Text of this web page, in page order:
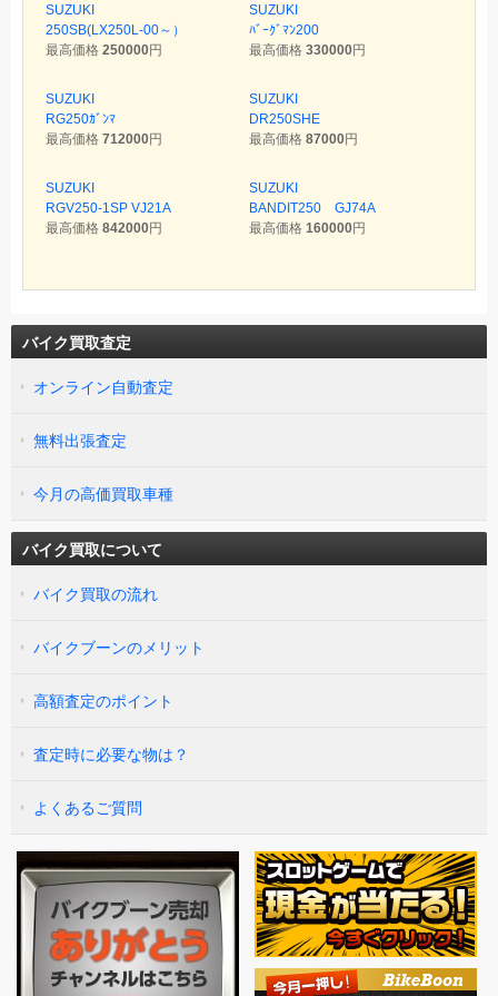
SUZUKI
250SB(LX250L-00～）
最高価格 250000円
SUZUKI
ﾊﾞｰｸﾞﾏﾝ200
最高価格 330000円
SUZUKI
RG250ｶﾞﾝﾏ
最高価格 712000円
SUZUKI
DR250SHE
最高価格 87000円
SUZUKI
RGV250-1SP VJ21A
最高価格 842000円
SUZUKI
BANDIT250 GJ74A
最高価格 160000円
バイク買取査定
オンライン自動査定
無料出張査定
今月の高価買取車種
バイク買取について
バイク買取の流れ
バイクブーンのメリット
高額査定のポイント
査定時に必要な物は？
よくあるご質問